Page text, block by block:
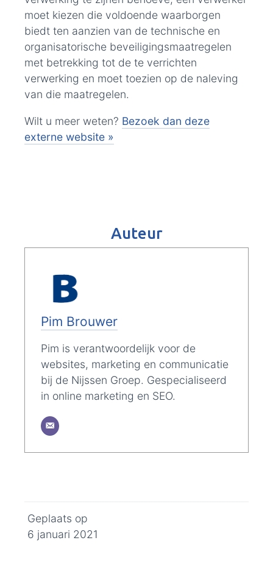
moet kiezen die voldoende waarborgen
biedt ten aanzien van de technische en
organisatorische beveiligingsmaatregelen
met betrekking tot de te verrichten
verwerking en moet toezien op de naleving
van die maatregelen.
Wilt u meer weten? Bezoek dan deze
externe website »
Auteur
Pim Brouwer
Pim is verantwoordelijk voor de
websites, marketing en communicatie
bij de Nijssen Groep. Gespecialiseerd
in online marketing en SEO.
Geplaats op
6 januari 2021